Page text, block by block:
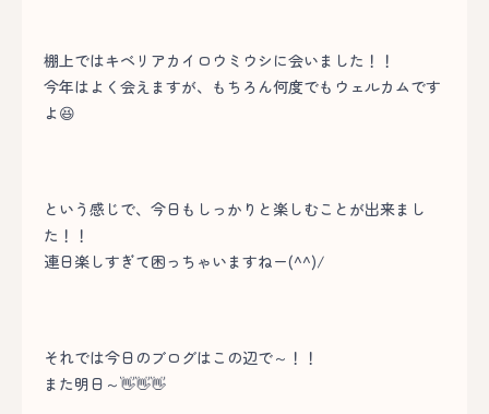
棚上ではキベリアカイロウミウシに会いました！！
今年はよく会えますが、もちろん何度でもウェルカムです
よ😆
という感じで、今日もしっかりと楽しむことが出来まし
た！！
連日楽しすぎて困っちゃいますねー(^^)/
それでは今日のブログはこの辺で～！！
また明日～👋👋👋